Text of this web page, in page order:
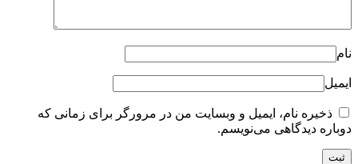
نام
ایمیل
ذخیره نام، ایمیل و وبسایت من در مرورگر برای زمانی که
دوباره دیدگاهی می‌نویسم.